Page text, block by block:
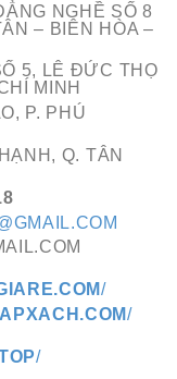
NGHỀ SỐ 8
– BIÊN HÒA –
5, LÊ ĐỨC THỌ
MINH
P. PHÚ
Q. TÂN
/
/
/